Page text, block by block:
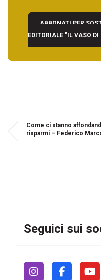
ABBONATI PER
EDITORIALE "IL VASO DI
Come ci stanno
risparmi – Federico
Seguici sui